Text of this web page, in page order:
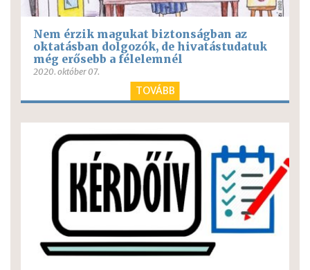
Nem érzik magukat biztonságban az
oktatásban dolgozók, de hivatástudatuk
még erősebb a félelemnél
2020. október 07.
TOVÁBB